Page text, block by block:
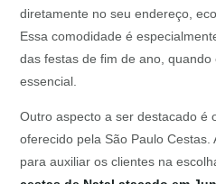
diretamente no seu endereço,
Essa comodidade é
das festas de fim de ano,
essencial.
Outro aspecto a ser destacado é
oferecido pela São Paulo
para auxiliar os clientes na